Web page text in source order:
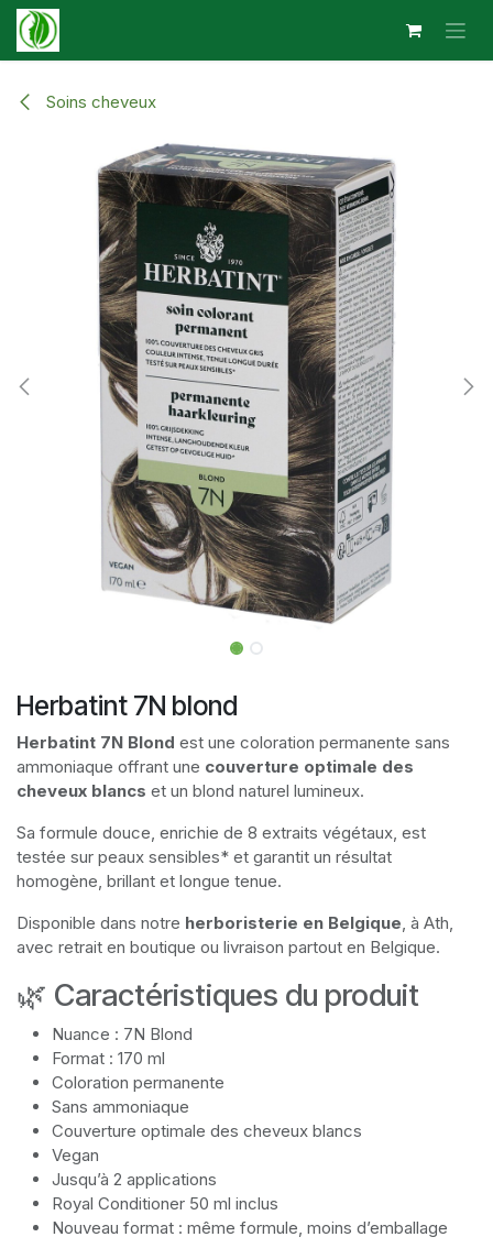
Se rendre au contenu
Soins cheveux
Herbatint 7N blond
Herbatint 7N Blond est une coloration permanente sans
ammoniaque offrant une couverture optimale des
cheveux blancs et un blond naturel lumineux.
Sa formule douce, enrichie de 8 extraits végétaux, est
testée sur peaux sensibles* et garantit un résultat
homogène, brillant et longue tenue.
Disponible dans notre herboristerie en Belgique, à Ath,
avec retrait en boutique ou livraison partout en Belgique.
🌿 Caractéristiques du produit
Nuance : 7N Blond
Format : 170 ml
Coloration permanente
Sans ammoniaque
Couverture optimale des cheveux blancs
Vegan
Jusqu’à 2 applications
Royal Conditioner 50 ml inclus
Nouveau format : même formule, moins d’emballage